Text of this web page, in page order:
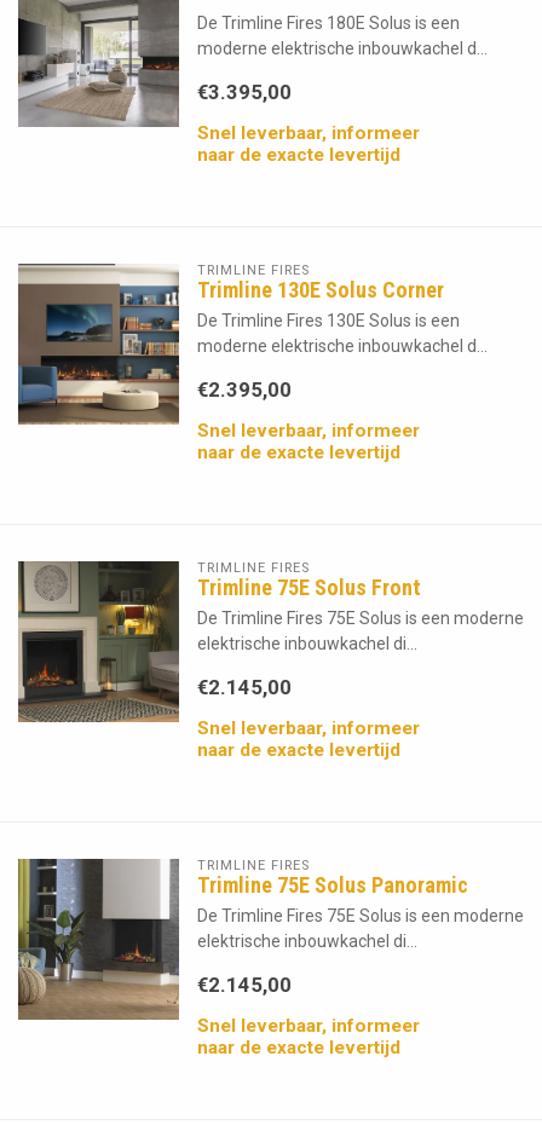
De Trimline Fires 180E Solus is een
moderne elektrische inbouwkachel d...
€3.395,00
Snel leverbaar, informeer
naar de exacte levertijd
TRIMLINE FIRES
Trimline 130E Solus Corner
De Trimline Fires 130E Solus is een
moderne elektrische inbouwkachel d...
€2.395,00
Snel leverbaar, informeer
naar de exacte levertijd
TRIMLINE FIRES
Trimline 75E Solus Front
De Trimline Fires 75E Solus is een moderne
elektrische inbouwkachel di...
€2.145,00
Snel leverbaar, informeer
naar de exacte levertijd
TRIMLINE FIRES
Trimline 75E Solus Panoramic
De Trimline Fires 75E Solus is een moderne
elektrische inbouwkachel di...
€2.145,00
Snel leverbaar, informeer
naar de exacte levertijd